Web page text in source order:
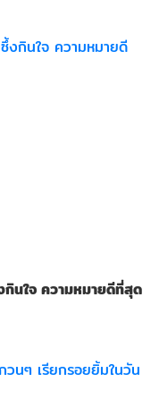
นใจ ความหมายดีที่สุด